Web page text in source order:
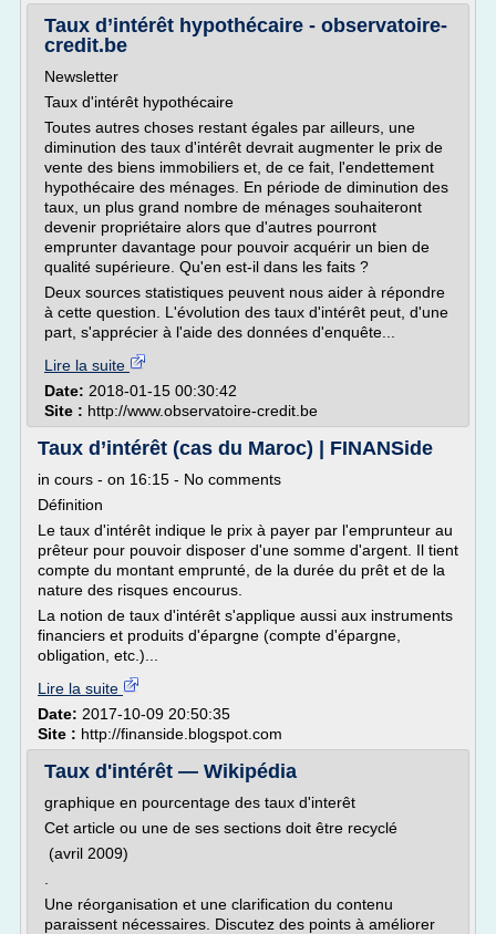
Taux d’intérêt hypothécaire - observatoire-
credit.be
Newsletter
Taux d'intérêt hypothécaire
Toutes autres choses restant égales par ailleurs, une
diminution des taux d'intérêt devrait augmenter le prix de
vente des biens immobiliers et, de ce fait, l'endettement
hypothécaire des ménages. En période de diminution des
taux, un plus grand nombre de ménages souhaiteront
devenir propriétaire alors que d'autres pourront
emprunter davantage pour pouvoir acquérir un bien de
qualité supérieure. Qu'en est-il dans les faits ?
Deux sources statistiques peuvent nous aider à répondre
à cette question. L'évolution des taux d'intérêt peut, d'une
part, s'apprécier à l'aide des données d'enquête...
Lire la suite
Date: 2018-01-15 00:30:42
Site : http://www.observatoire-credit.be
Taux d’intérêt (cas du Maroc) | FINANSide
in cours - on 16:15 - No comments
Définition
Le taux d'intérêt indique le prix à payer par l'emprunteur au
prêteur pour pouvoir disposer d'une somme d'argent. Il tient
compte du montant emprunté, de la durée du prêt et de la
nature des risques encourus.
La notion de taux d'intérêt s'applique aussi aux instruments
financiers et produits d'épargne (compte d'épargne,
obligation, etc.)...
Lire la suite
Date: 2017-10-09 20:50:35
Site : http://finanside.blogspot.com
Taux d'intérêt — Wikipédia
graphique en pourcentage des taux d'interêt
Cet article ou une de ses sections doit être recyclé
(avril 2009)
Une réorganisation et une clarification du contenu
paraissent nécessaires. Discutez des points à améliorer